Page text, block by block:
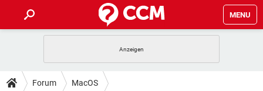
MENU
ANDROID
TIPPS & TRICKS
Forum MacOS